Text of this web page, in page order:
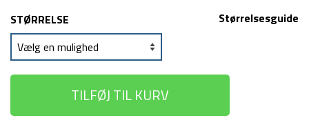
Størrelsesguide
STØRRELSE
TILFØJ TIL KURV